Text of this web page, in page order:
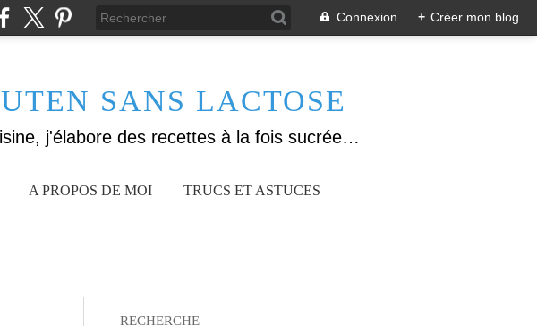
Connexion + Créer mon blog
SANS LACTOSE
Allergique au gluten, lactose (et caséine) et passionnée de cuisine, j'élabore des recettes à la fois sucrées et salées. Ayant plusieurs maladies auto immunes, j'essaie de proposer des recettes un maximum IG Bas, en portant une attention particulière sur les aliments utilisés (apports, vitamines, nutriments..). Je fais également bcp de sport donc une bonne alimentation est primordiale!
A PROPOS DE MOI TRUCS ET ASTUCES
RECHERCHE